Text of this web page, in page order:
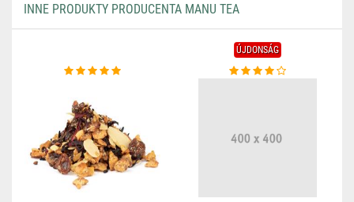
INNE PRODUKTY PRODUCENTA MANU TEA
ÚJDONSÁG